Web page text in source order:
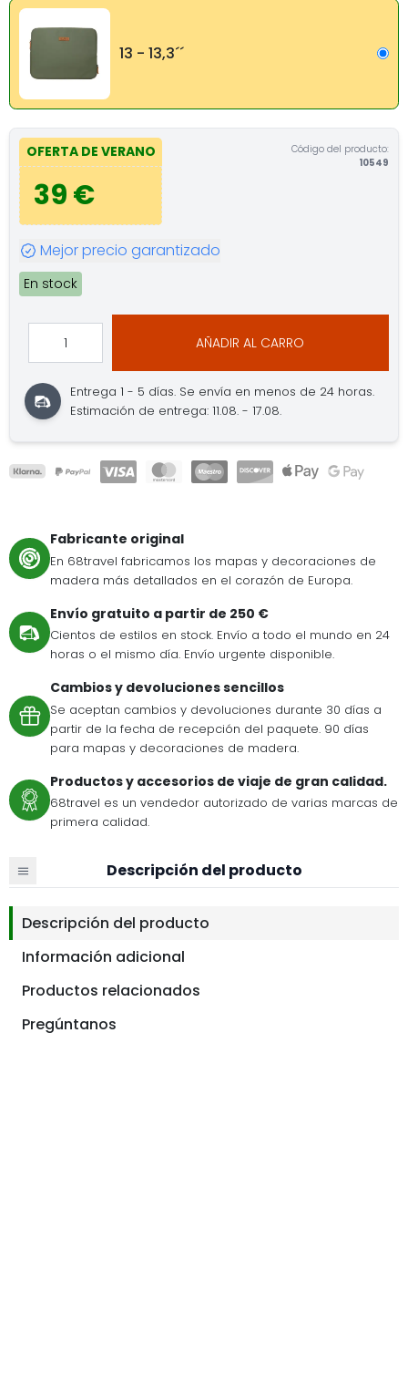
13 - 13,3´´
OFERTA DE VERANO
39 €
Código del producto:
10549
Mejor precio garantizado
En stock
AÑADIR AL CARRO
Entrega 1 - 5 días. Se envía en menos de 24 horas.
Estimación de entrega: 11.08. - 17.08.
Fabricante original
En 68travel fabricamos los mapas y decoraciones de
madera más detallados en el corazón de Europa.
Envío gratuito a partir de 250 €
Cientos de estilos en stock. Envío a todo el mundo en 24
horas o el mismo día. Envío urgente disponible.
Cambios y devoluciones sencillos
Se aceptan cambios y devoluciones durante 30 días a
partir de la fecha de recepción del paquete. 90 días
para mapas y decoraciones de madera.
Productos y accesorios de viaje de gran calidad.
68travel es un vendedor autorizado de varias marcas de
primera calidad.
Descripción del producto
Descripción del producto
Información adicional
Productos relacionados
Pregúntanos